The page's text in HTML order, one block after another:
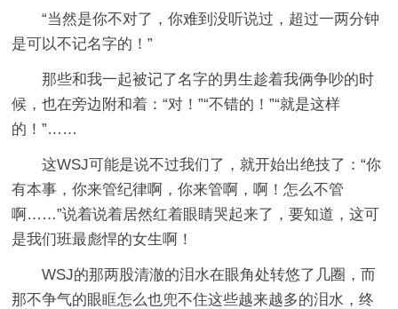
“当然是你不对了，你难到没听说过，超过一两分钟
是可以不记名字的！”
那些和我一起被记了名字的男生趁着我俩争吵的时
候，也在旁边附和着：“对！”“不错的！”“就是这样
的！”……
这WSJ可能是说不过我们了，就开始出绝技了：“你
有本事，你来管纪律啊，你来管啊，啊！怎么不管
啊……”说着说着居然红着眼睛哭起来了，要知道，这可
是我们班最彪悍的女生啊！
WSJ的那两股清澈的泪水在眼角处转悠了几圈，而
那不争气的眼眶怎么也兜不住这些越来越多的泪水，终